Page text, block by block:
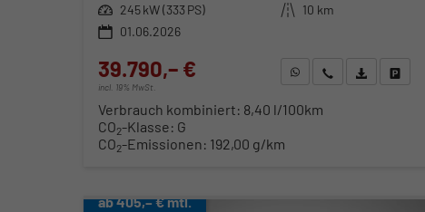
Leistung 245 kW (333 PS) Kilometerstand 10 km
01.06.2026
39.790,– €
incl. 19% MwSt.
WhatsApp anfragen
Wir rufen Sie an
Verbrauch kombiniert: 8,40 l/100km
CO2-Klasse: G
CO2-Emissionen: 192,00 g/km
ab 405,– € mtl.